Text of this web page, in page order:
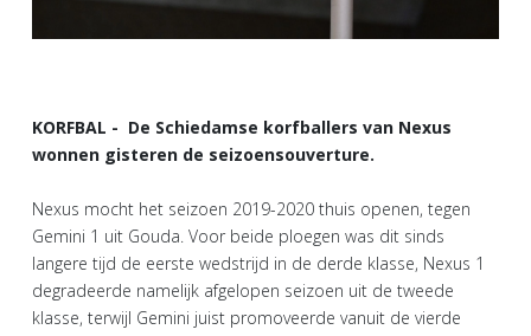
KORFBAL - De Schiedamse korfballers van Nexus
wonnen gisteren de seizoensouverture.
Nexus mocht het seizoen 2019-2020 thuis openen, tegen
Gemini 1 uit Gouda. Voor beide ploegen was dit sinds
langere tijd de eerste wedstrijd in de derde klasse, Nexus 1
degradeerde namelijk afgelopen seizoen uit de tweede
klasse, terwijl Gemini juist promoveerde vanuit de vierde